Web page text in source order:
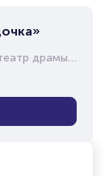
им. М.Горького